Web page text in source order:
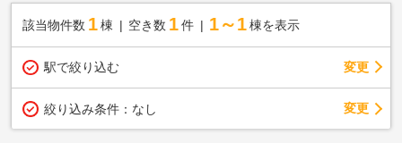
該当物件数 1棟 空き数 1 件 1～1 棟を表示
駅で絞り込む 変更
絞り込み条件： なし 変更